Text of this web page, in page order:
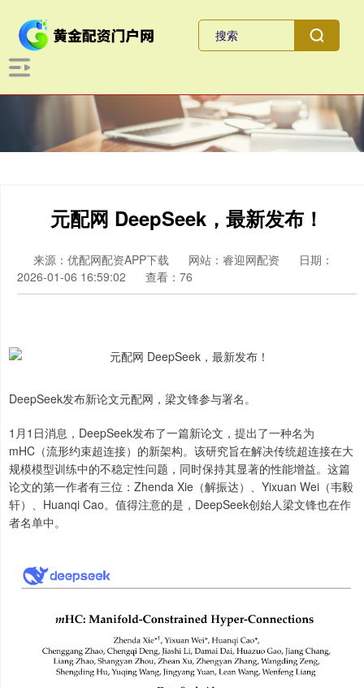
元配网 DeepSeek，最新发布！
来源：优配网配资APP下载 网站：睿迎网配资
日期：
2026-01-06 16:59:02
查看：76
DeepSeek发布新论文元配网，梁文锋参与署名。
1月1日消息，DeepSeek发布了一篇新论文，提出了一种名为
mHC（流形约束超连接）的新架构。该研究旨在解决传统超连接在大
规模模型训练中的不稳定性问题，同时保持其显著的性能增益。这篇
论文的第一作者有三位：Zhenda Xie（解振达）、Yixuan Wei（韦毅
轩）、Huanqi Cao。值得注意的是，DeepSeek创始人梁文锋也在作
者名单中。